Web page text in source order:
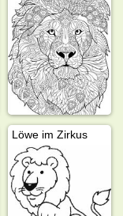
Löwe im Zirkus